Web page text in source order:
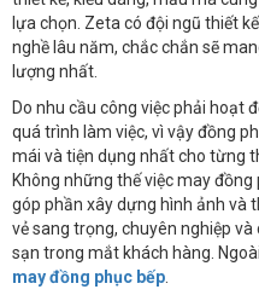
lựa chọn. Zeta có đội ngũ thiết
nghề lâu năm, chắc chắn sẽ
lượng nhất.
Do nhu cầu công việc phải hoạt
quá trình làm việc, vì vậy đồng
mái và tiện dụng nhất cho từng
Không những thế việc may
góp phần xây dựng hình ảnh và
vẻ sang trọng, chuyên nghiệp
sạn trong mắt khách hàng.
may đồng phục bếp.